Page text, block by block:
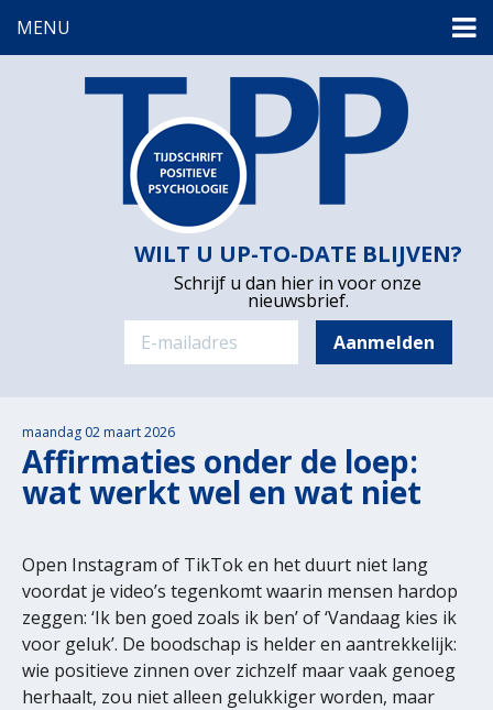
MENU
WILT U UP-TO-DATE BLIJVEN?
Schrijf u dan hier in voor onze
nieuwsbrief.
maandag 02 maart 2026
Affirmaties onder de loep:
wat werkt wel en wat niet
Open Instagram of TikTok en het duurt niet lang
voordat je video’s tegenkomt waarin mensen hardop
zeggen: ‘Ik ben goed zoals ik ben’ of ‘Vandaag kies ik
voor geluk’. De boodschap is helder en aantrekkelijk:
wie positieve zinnen over zichzelf maar vaak genoeg
herhaalt, zou niet alleen gelukkiger worden, maar